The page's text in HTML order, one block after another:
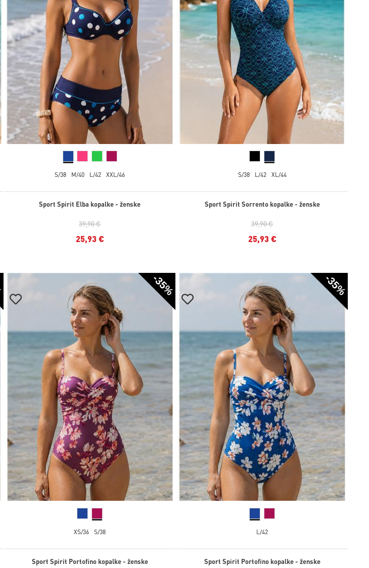
S/38 M/40 L/42 XXL/46
Sport Spirit Elba kopalke - ženske
39,90 €
25,93 €
S/38 L/42 XL/44
Sport Spirit Sorrento kopalke - ženske
39,90 €
25,93 €
-35%
XS/36 S/38
Sport Spirit Portofino kopalke - ženske
-35%
L/42
Sport Spirit Portofino kopalke - ženske